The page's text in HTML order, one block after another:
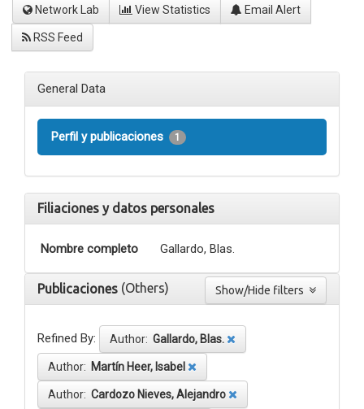
Network Lab View Statistics Email Alert
RSS Feed
General Data
Perfil y publicaciones 1
Filiaciones y datos personales
Nombre completo Gallardo, Blas.
Publicaciones (Others)
Refined By: Author: Gallardo, Blas.
Author: Martín Heer, Isabel
Author: Cardozo Nieves, Alejandro